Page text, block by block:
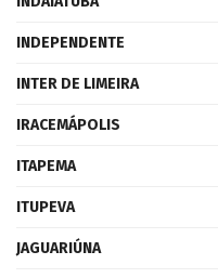
INDEPENDENTE
INTER DE LIMEIRA
IRACEMÁPOLIS
ITAPEMA
ITUPEVA
JAGUARIÚNA